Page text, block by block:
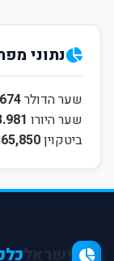
נתוני
שער הדולר₪
שער היורו ₪
ביטקוין